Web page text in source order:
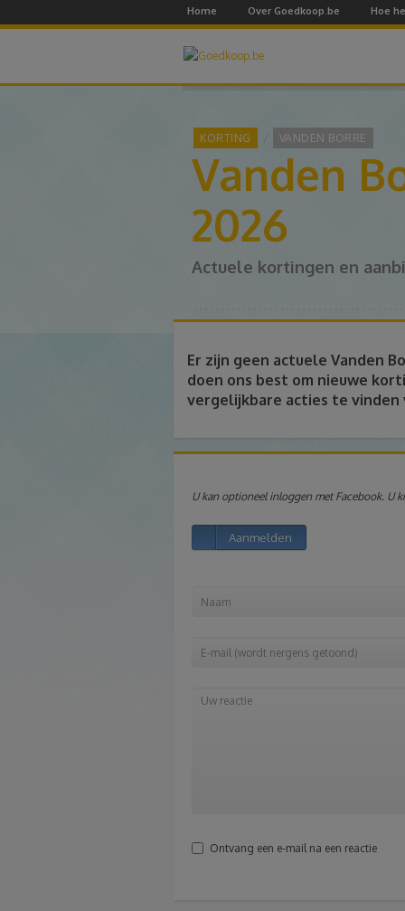
Home Over Goedkoop.be Hoe
KORTING VANDEN BORRE
Vanden
2026
Actuele kortingen en
Er zijn geen actuele Vanden
doen ons best om nieuwe
vergelijkbare acties te vinden
U kan optioneel inloggen met Facebook. U
Aanmelden
Ontvang een e-mail na een reactie